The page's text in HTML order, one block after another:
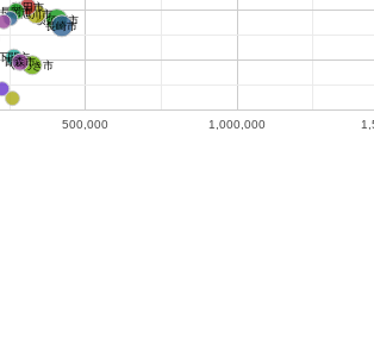
横須賀市
長崎市
旭川市
いわき市
秋田市
長岡市
関市
青森市
500,000 1,000,000